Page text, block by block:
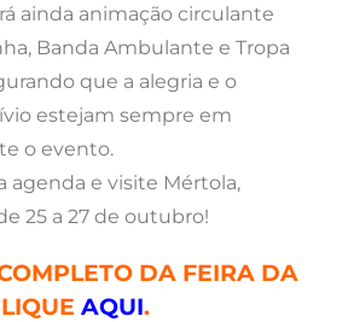
ainda animação circulante
Banda Ambulante e Tropa
que a alegria e o
estejam sempre em
o evento.
agenda e visite Mértola,
25 a 27 de outubro!
DA FEIRA DA
AQUI.